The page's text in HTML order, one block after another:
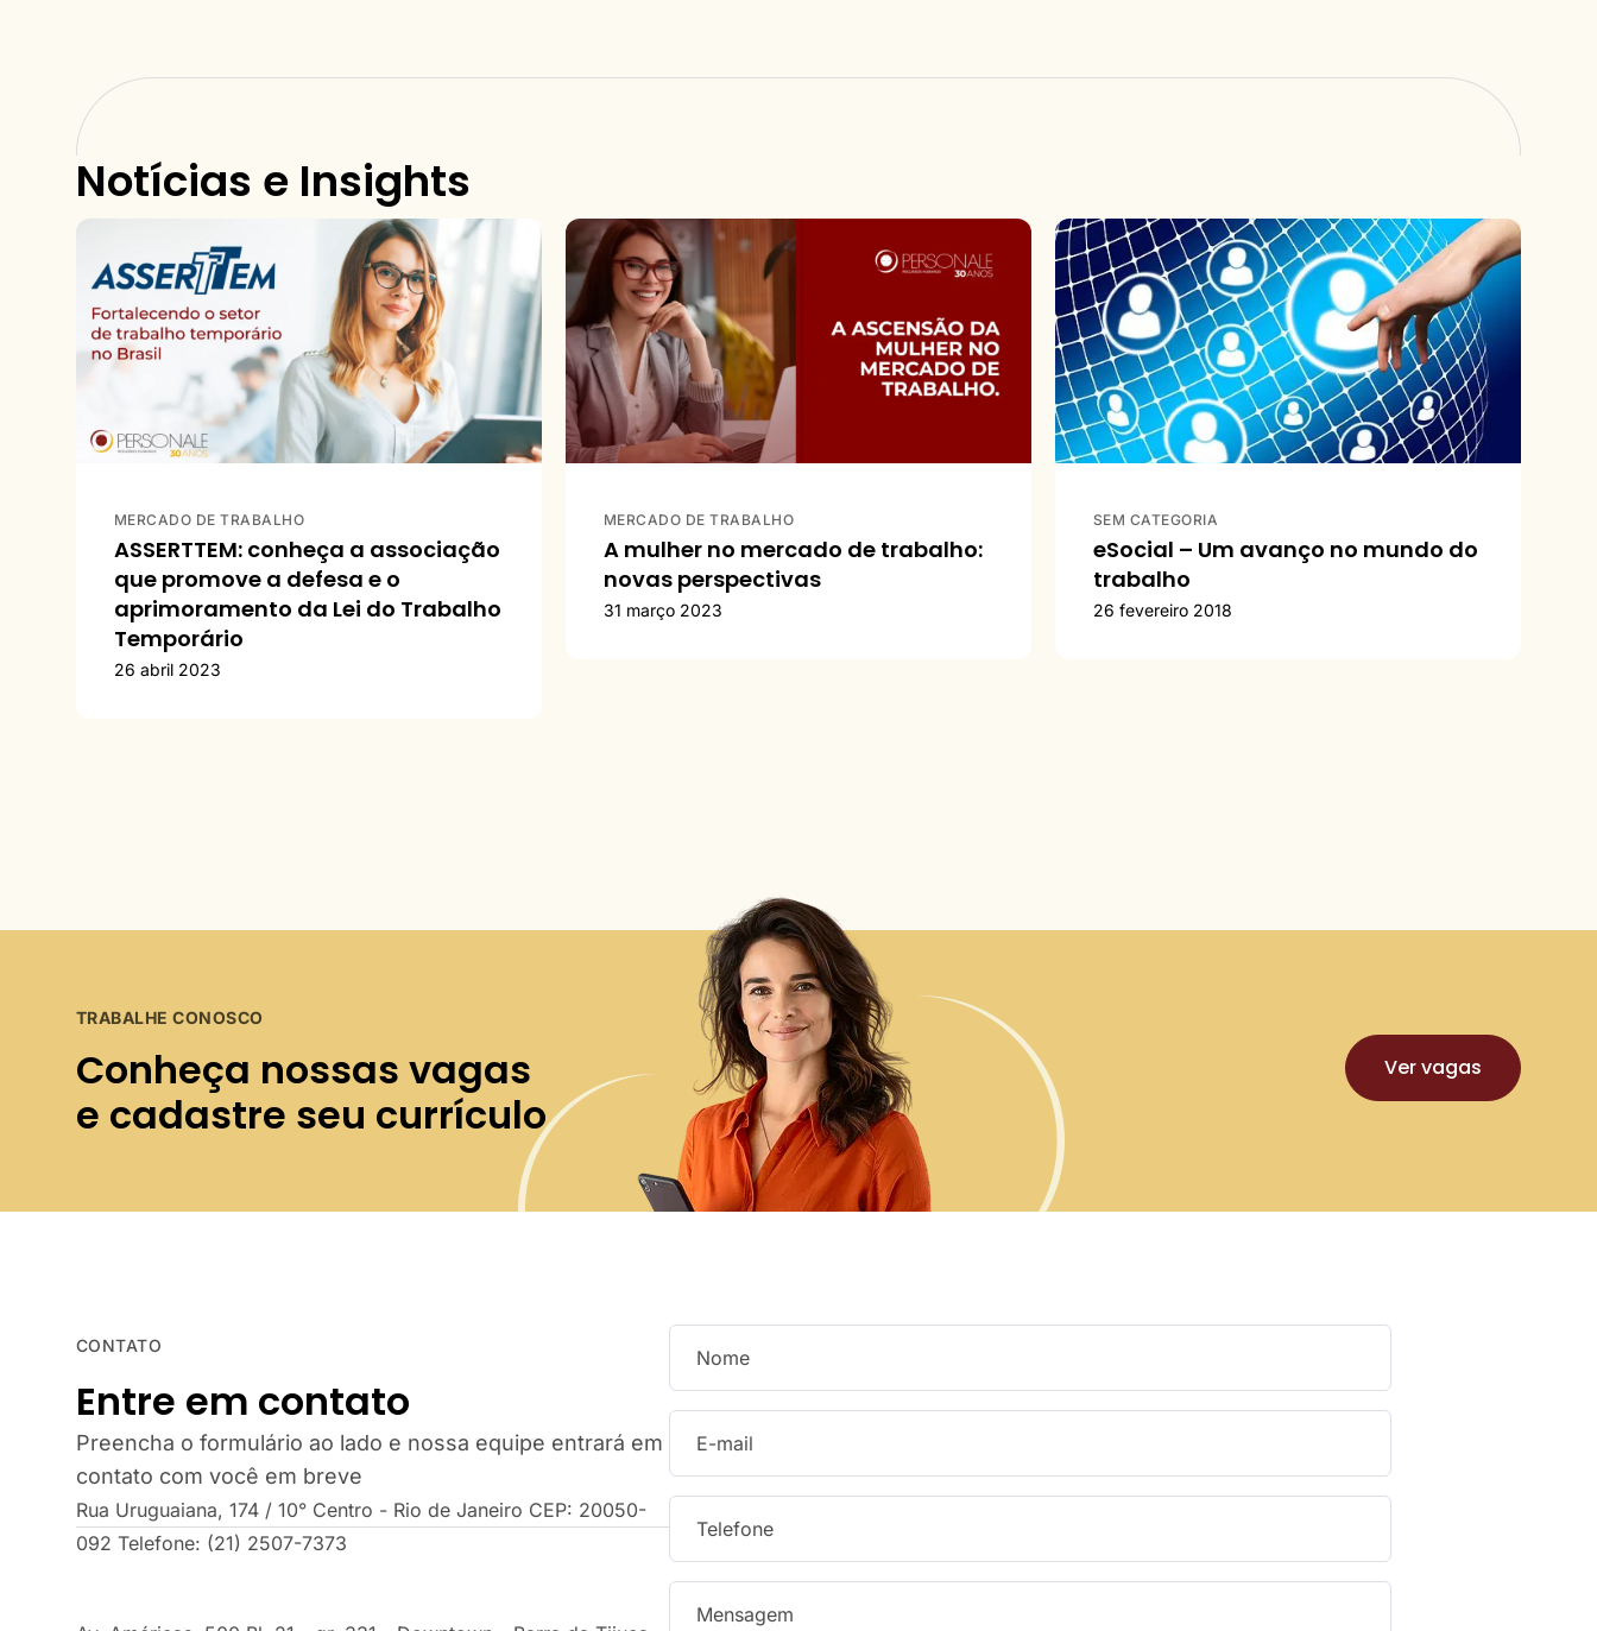
Notícias e Insights
MERCADO DE TRABALHO
ASSERTTEM: conheça a associação
que promove a defesa e o
aprimoramento da Lei do Trabalho
Temporário
26 abril 2023
MERCADO DE TRABALHO
A mulher no mercado de trabalho:
novas perspectivas
31 março 2023
SEM CATEGORIA
eSocial – Um avanço no mundo do
trabalho
26 fevereiro 2018
TRABALHE CONOSCO
Conheça nossas vagas
e cadastre seu currículo
Ver vagas
CONTATO
Entre em contato
Preencha o formulário ao lado e nossa equipe entrará em
contato com você em breve
Rua Uruguaiana, 174 / 10° Centro - Rio de Janeiro CEP: 20050-
092 Telefone: (21) 2507-7373